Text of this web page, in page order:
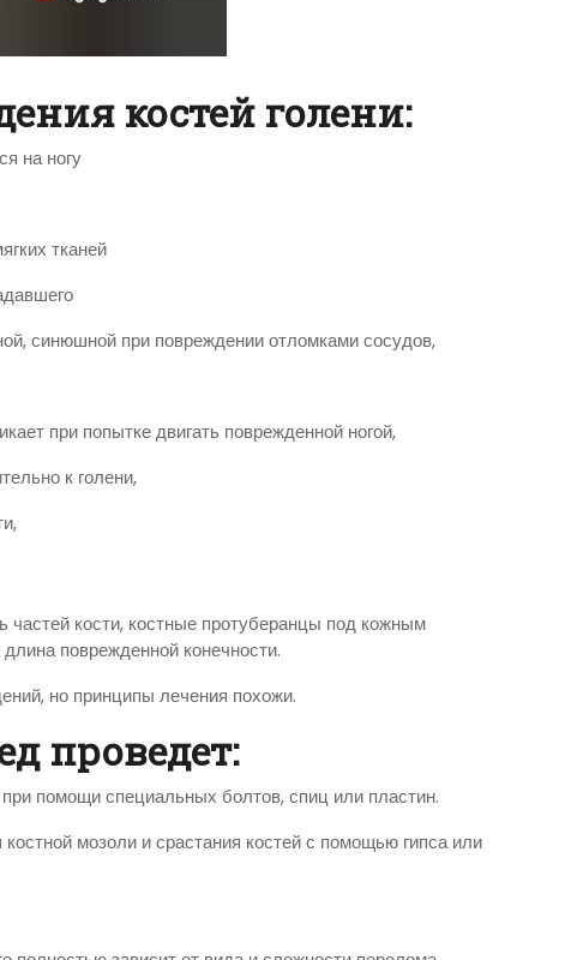
костей голени:
на ногу
тканей
синюшной при повреждении отломками сосудов,
при попытке двигать поврежденной ногой,
к голени,
частей кости, костные протуберанцы под кожным
поврежденной конечности.
но принципы лечения похожи.
проведет:
помощи специальных болтов, спиц или пластин.
мозоли и срастания костей с помощью гипса или